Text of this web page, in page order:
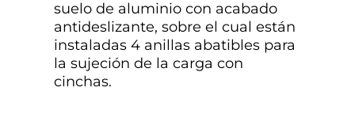
suelo de aluminio con acabado
antideslizante, sobre el cual están
instaladas 4 anillas abatibles para
la sujeción de la carga con
cinchas.